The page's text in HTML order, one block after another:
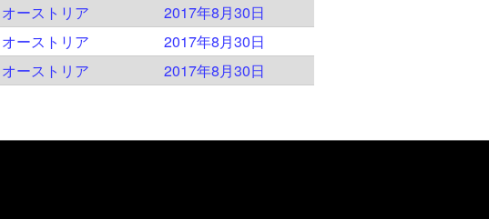
オーストリア
2017年8月30日
オーストリア
2017年8月30日
オーストリア 2017年8月30日